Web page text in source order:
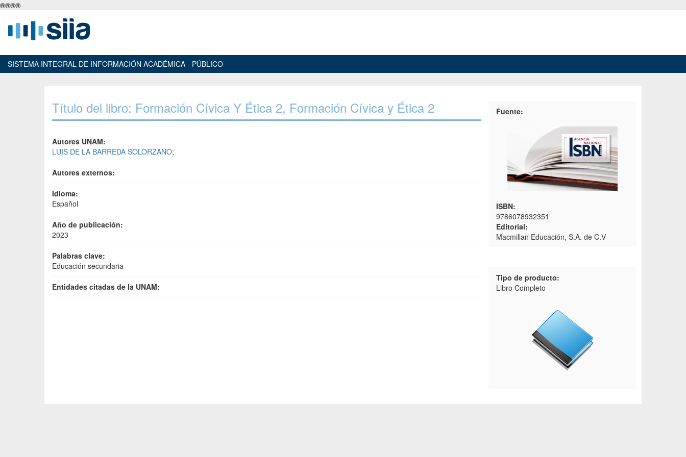
®®®®
SISTEMA INTEGRAL DE INFORMACIÓN ACADÉMICA - PÚBLICO
Título del libro: Formación Cívica Y Ética 2, Formación Cívica y Ética 2
Autores UNAM:
LUIS DE LA BARREDA SOLORZANO;
Autores externos:
Idioma:
Español
Año de publicación:
2023
Palabras clave:
Educación secundaria
Entidades citadas de la UNAM:
Fuente:
ISBN:
9786078932351
Editorial:
Macmillan Educación, S.A. de C.V
Tipo de producto:
Libro Completo